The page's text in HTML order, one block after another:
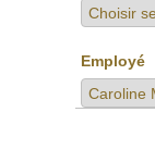
Employé